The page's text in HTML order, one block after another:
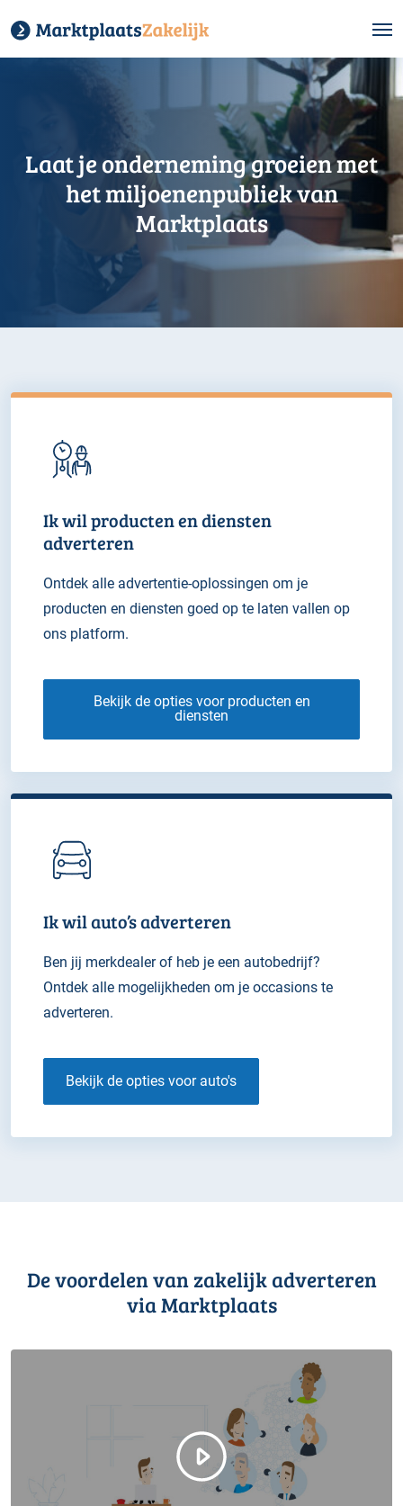
Laat je onderneming groeien met
het miljoenenpubliek van
Marktplaats
Ik wil producten en diensten
adverteren
Ontdek alle advertentie-oplossingen om je
producten en diensten goed op te laten vallen op
ons platform.
Bekijk de opties voor producten en
diensten
Ik wil auto’s adverteren
Ben jij merkdealer of heb je een autobedrijf?
Ontdek alle mogelijkheden om je occasions te
adverteren.
Bekijk de opties voor auto's
De voordelen van zakelijk adverteren
via Marktplaats